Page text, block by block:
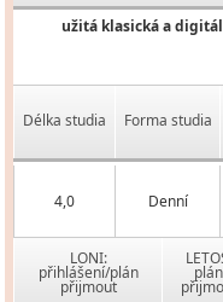
užitá klasická a
Délka studia Forma studia
4,0 Denní
LONI:
přihlášení/plán
přijmout
plán